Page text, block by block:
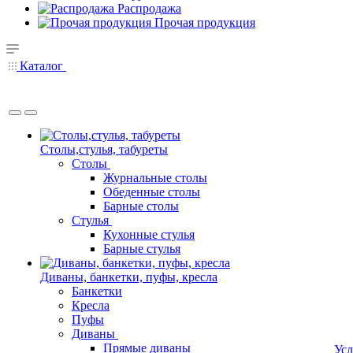
Распродажа
Прочая продукция
Каталог
Столы,стулья, табуреты
Столы
Журнальные столы
Обеденные столы
Барные столы
Стулья
Кухонные стулья
Барные стулья
Диваны, банкетки, пуфы, кресла
Банкетки
Кресла
Пуфы
Диваны
Прямые диваны